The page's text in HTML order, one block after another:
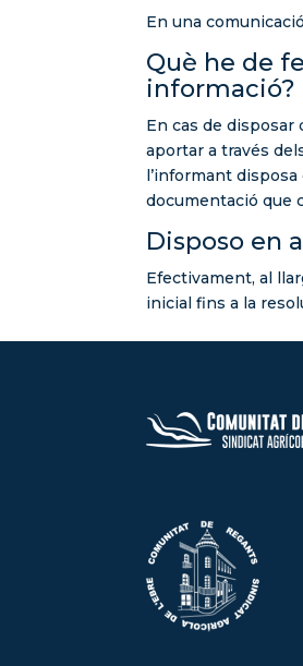
En una
Què he de
informació?
En cas de disposar
aportar a través
l’informant
documentació que
Disposo en
Efectivament, al
inicial fins a la